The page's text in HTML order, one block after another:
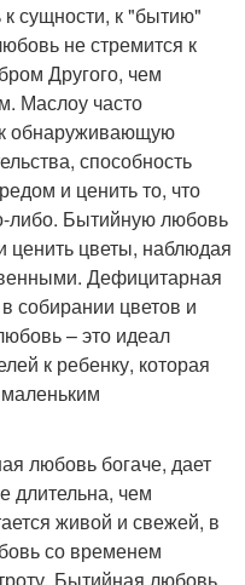
сущности, к "бытию"
не стремится к
Другого, чем
Маслоу часто
обнаруживающую
способность
и ценить то, что
либо. Бытийную любовь
ценить цветы, наблюдая
Дефицитарная
собирании цветов и
– это идеал
к ребенку, которая
любовь богаче, дает
длительна, чем
живой и свежей, в
со временем